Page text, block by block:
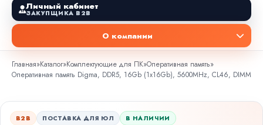
Личный кабинет
ЗАКУПЩИКА B2B
О компании
Главная»Каталог»Комплектующие для ПК»Оперативная память»
Оперативная память Digma, DDR5, 16Gb (1x16Gb), 5600MHz, CL46, DIMM
B2B ПОСТАВКА ДЛЯ ЮЛ
В НАЛИЧИИ